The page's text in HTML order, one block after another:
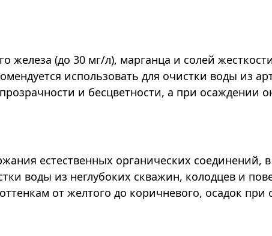
железа (до 30 мг/л), марганца и солей
использовать для очистки воды из
и бесцветности, а при осаждении
естественных органических соединений,
воды из неглубоких скважин, колодцев и
от желтого до коричневого, осадок при